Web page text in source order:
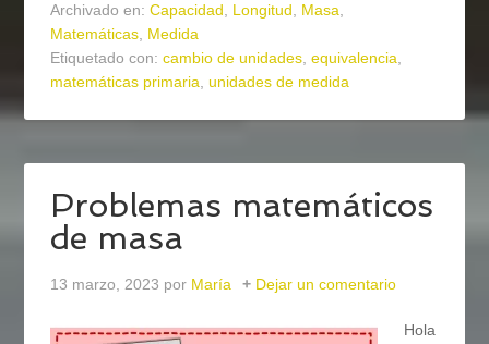
Archivado en:Capacidad, Longitud, Masa,
Matemáticas, Medida
Etiquetado con:cambio de unidades,equivalencia,
matemáticas primaria,unidades de medida
Problemas matemáticos
de masa
13 marzo, 2023 por María Dejar un comentario
Hola